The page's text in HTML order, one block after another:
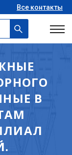
Все контакты
В